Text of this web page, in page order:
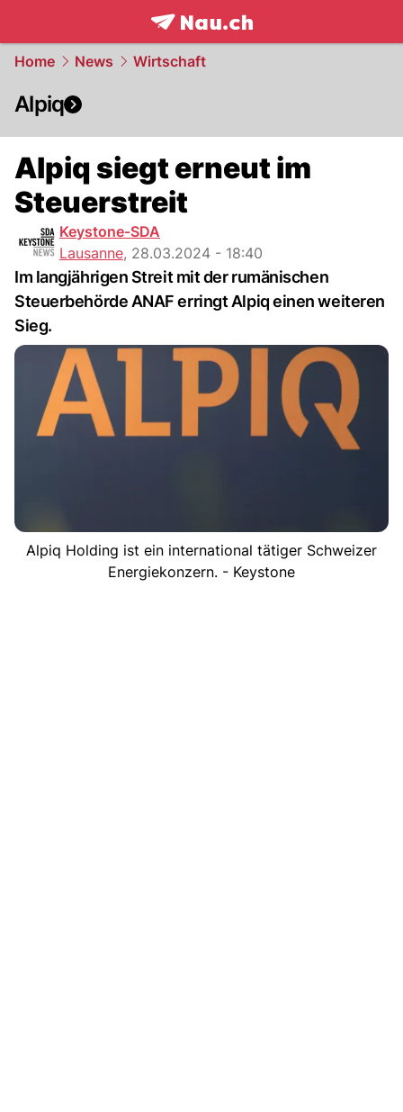
frontpage.NAU.ch
Home News Wirtschaft
Alpiq
Alpiq siegt erneut im
Steuerstreit
Keystone-SDA
Lausanne, 28.03.2024 - 18:40
Im langjährigen Streit mit der rumänischen
Steuerbehörde ANAF erringt Alpiq einen weiteren
Sieg.
Alpiq Holding ist ein international tätiger Schweizer
Energiekonzern. - Keystone